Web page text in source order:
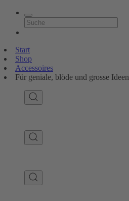
Start
Shop
Accessoires
Für geniale, blöde und grosse Ideen